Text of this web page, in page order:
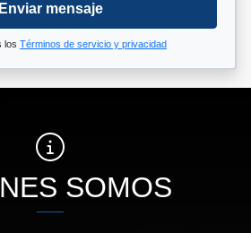
Enviar mensaje
los Términos de servicio y privacidad
SOMOS